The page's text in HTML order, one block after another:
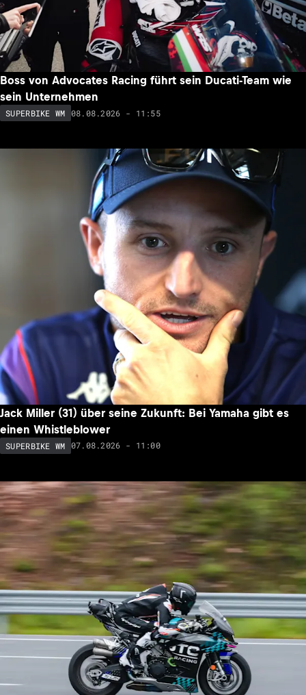
Boss von Advocates Racing führt sein Ducati-Team wie
sein Unternehmen
SUPERBIKE WM 08.08.2026 - 11:55
Jack Miller (31) über seine Zukunft: Bei Yamaha gibt es
einen Whistleblower
SUPERBIKE WM 07.08.2026 - 11:00